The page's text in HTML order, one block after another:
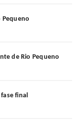
Pequeno
de Rio Pequeno
final